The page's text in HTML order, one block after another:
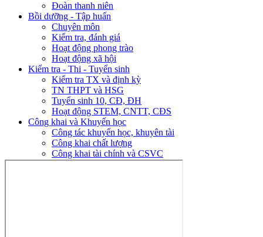
Đoàn thanh niên
Bồi dưỡng - Tập huấn
Chuyên môn
Kiểm tra, đánh giá
Hoạt động phong trào
Hoạt động xã hội
Kiểm tra - Thi - Tuyển sinh
Kiểm tra TX và định kỳ
TN THPT và HSG
Tuyển sinh 10, CĐ, ĐH
Hoạt động STEM, CNTT, CĐS
Công khai và Khuyến học
Công tác khuyến học, khuyên tài
Công khai chất lượng
Công khai tài chính và CSVC